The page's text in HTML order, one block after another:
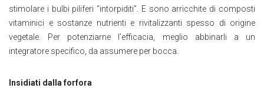
stimolare i bulbi piliferi “intorpiditi”. E sono arricchite di composti
vitaminici e sostanze nutrienti e rivitalizzanti spesso di origine
vegetale. Per potenziarne l’efficacia, meglio abbinarli a un
integratore specifico, da assumere per bocca.
Insidiati dalla forfora